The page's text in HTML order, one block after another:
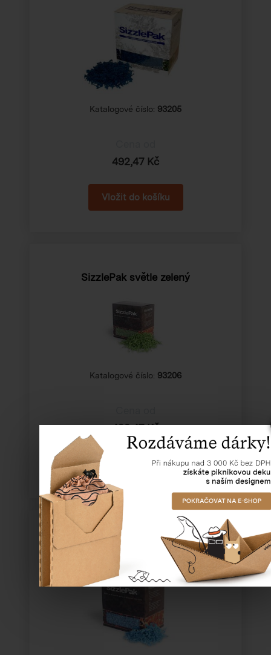
Katalogové číslo: 93205
492,47 Kč
SizzlePak světle zelený
Katalogové číslo: 93206
492,47 Kč
SizzlePak tyrkysový